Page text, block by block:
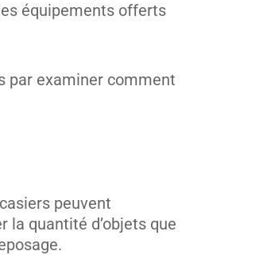
équipements offerts
par examiner comment
peuvent
quantité d’objets que